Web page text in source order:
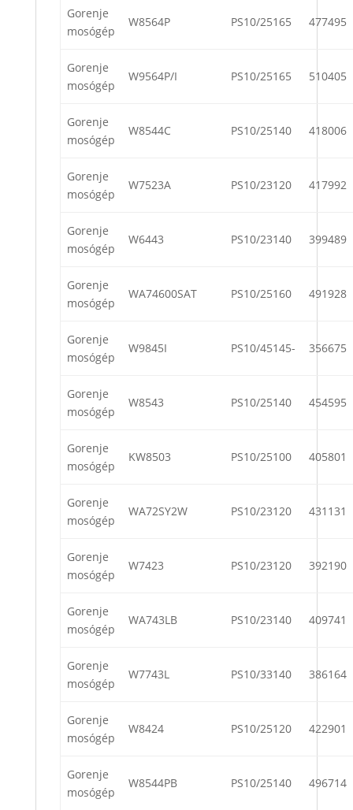
Gorenje
mosógép
W8564P PS10/25165 477495
Gorenje
mosógép
W9564P/I PS10/25165 510405
Gorenje
mosógép
W8544C PS10/25140 418006
Gorenje
mosógép
W7523A PS10/23120 417992
Gorenje
mosógép
W6443 PS10/23140 399489
Gorenje
mosógép
WA74600SAT PS10/25160 491928
Gorenje
mosógép
W9845I PS10/45145- 356675
Gorenje
mosógép
W8543 PS10/25140 454595
Gorenje
mosógép
KW8503 PS10/25100 405801
Gorenje
mosógép
WA72SY2W PS10/23120 431131
Gorenje
mosógép
W7423 PS10/23120 392190
Gorenje
mosógép
WA743LB PS10/23140 409741
Gorenje
mosógép
W7743L PS10/33140 386164
Gorenje
mosógép
W8424 PS10/25120 422901
Gorenje
mosógép
W8544PB PS10/25140 496714